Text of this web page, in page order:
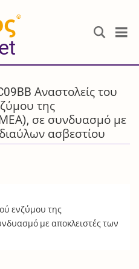
®
Αναστολείς του
της
σε συνδυασμό με
ασβεστίου
ενζύμου της
με αποκλειστές των